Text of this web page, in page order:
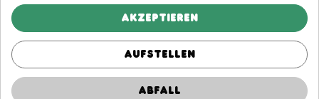
Akzeptieren
Aufstellen
Abfall